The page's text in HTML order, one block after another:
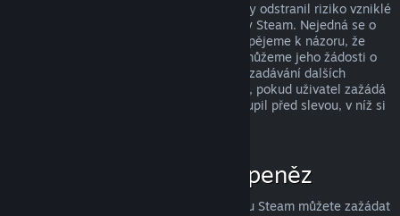
Systém vracení peněz byl navržen tak, aby odstranil riziko vzniklé
při nakupování produktů v obchodě služby Steam. Nejedná se o
způsob, jak získat hry zdarma! Pokud dospějeme k názoru, že
některý uživatel tento systém zneužívá, můžeme jeho žádosti o
vrácení peněz zamítnout a znemožnit mu zadávání dalších
žádostí. Za zneužití nepovažujeme případ, pokud uživatel zažádá
o vrácení peněz za produkt, který si zakoupil před slevou, v níž si
Jak zažádat o vrácení peněz
O vrácení peněz či jinou pomoc se službou Steam můžete zažádat